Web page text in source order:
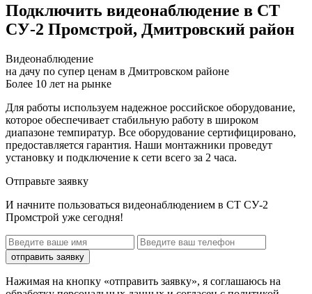
Подключить видеонаблюдение в СТ
СУ-2 Промстрой, Дмитровский район
Видеонаблюдение
на дачу по супер ценам в Дмитровском районе
Более 10 лет на рынке
Для работы используем надежное российское оборудование,
которое обеспечивает стабильную работу в широком
диапазоне темпиратур. Все оборудование сертифицировано,
предоставляется гарантия. Наши монтажники проведут
установку и подключение к сети всего за 2 часа.
Отправьте заявку
И начните пользоваться видеонаблюдением в СТ СУ-2
Промстрой уже сегодня!
отправить заявку
Нажимая на кнопку «отправить заявку», я соглашаюсь на